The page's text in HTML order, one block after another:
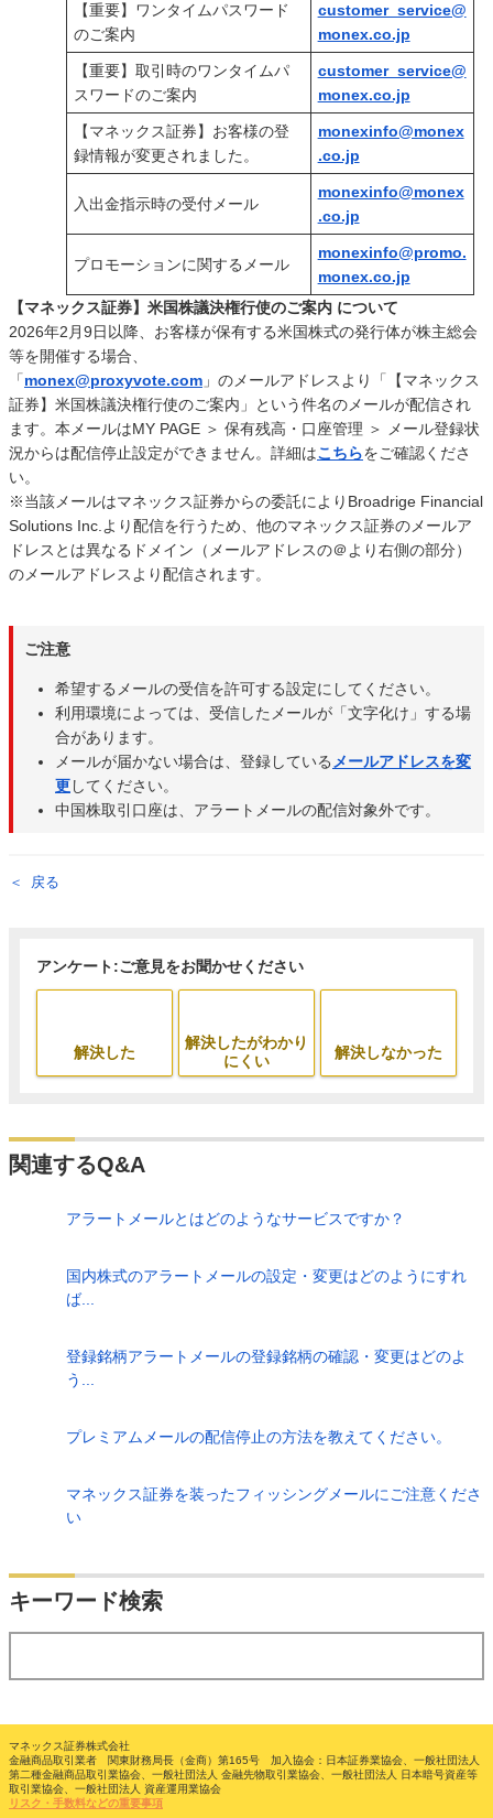
【重要】ワンタイムパスワード
のご案内
customer_service@
monex.co.jp
【重要】取引時のワンタイムパ
スワードのご案内
customer_service@
monex.co.jp
【マネックス証券】お客様の登
録情報が変更されました。
monexinfo@monex
.co.jp
入出金指示時の受付メール
monexinfo@monex
.co.jp
プロモーションに関するメール
monexinfo@promo.
monex.co.jp
【マネックス証券】米国株議決権行使のご案内 について
2026年2月9日以降、お客様が保有する米国株式の発行体が株主総会
等を開催する場合、
「monex@proxyvote.com 」のメールアドレスより「【マネックス
証券】米国株議決権行使のご案内」という件名のメールが配信され
ます。本メールはMY PAGE ＞ 保有残高・口座管理 ＞ メール登録状
況からは配信停止設定ができません。詳細はこちらをご確認くださ
い。
※当該メールはマネックス証券からの委託によりBroadrige Financial
Solutions Inc.より配信を行うため、他のマネックス証券のメールア
ドレスとは異なるドメイン（メールアドレスの＠より右側の部分）
のメールアドレスより配信されます。
ご注意
希望するメールの受信を許可する設定にしてください。
利用環境によっては、受信したメールが「文字化け」する場
合があります。
メールが届かない場合は、登録している メールアドレスを変
更してください。
中国株取引口座は、アラートメールの配信対象外です。
戻る
アンケート:ご意見をお聞かせください
解決した
解決したがわかり
にくい
解決しなかった
関連するQ&A
アラートメールとはどのようなサービスですか？
国内株式のアラートメールの設定・変更はどのようにすれ
ば...
登録銘柄アラートメールの登録銘柄の確認・変更はどのよ
う...
プレミアムメールの配信停止の方法を教えてください。
マネックス証券を装ったフィッシングメールにご注意くださ
い
キーワード検索
マネックス証券株式会社
金融商品取引業者 関東財務局長（金商）第165号 加入協会：日本証券業協会、一般社団法人
第二種金融商品取引業協会、一般社団法人 金融先物取引業協会、一般社団法人 日本暗号資産等
取引業協会、一般社団法人 資産運用業協会
リスク・手数料などの重要事項